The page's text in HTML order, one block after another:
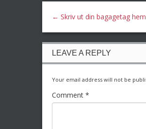
← Skriv ut din bagagetag
LEAVE A REPLY
Your email address will not be
Comment *